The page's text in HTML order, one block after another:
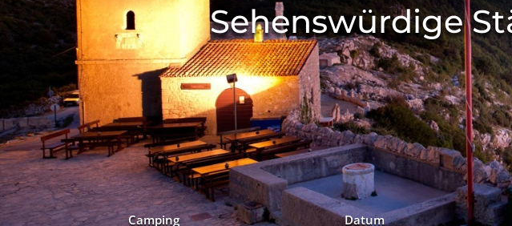
Camping Datum
Sehenswürdige